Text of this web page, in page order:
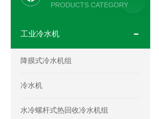
PRODUCTS CATEGORY
工业冷水机
降膜式冷水机组
冷水机
水冷螺杆式热回收冷水机组